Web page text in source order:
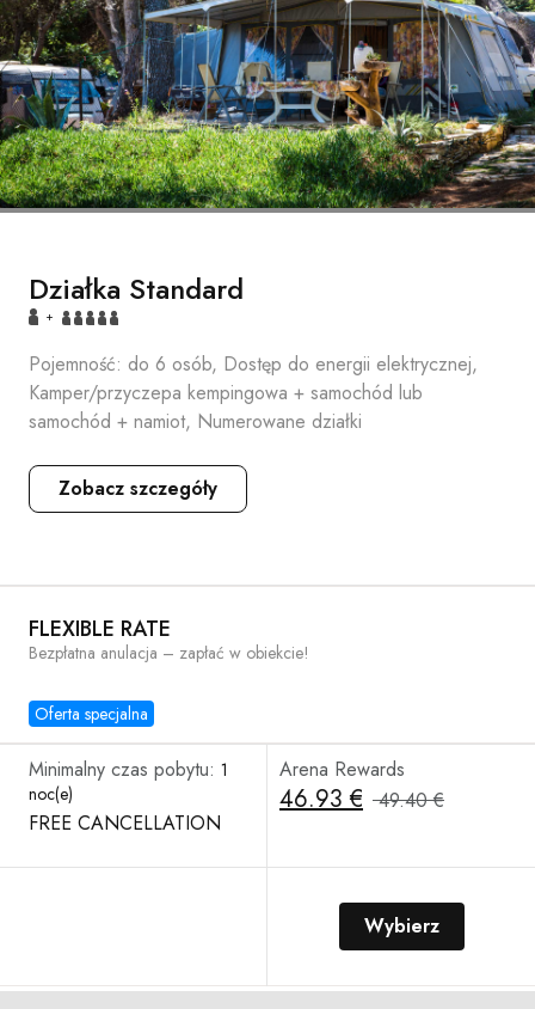
Działka Standard
+
Pojemność: do 6 osób, Dostęp do energii elektrycznej,
Kamper/przyczepa kempingowa + samochód lub
samochód + namiot, Numerowane działki
Zobacz szczegóły
FLEXIBLE RATE
Oferta specjalna
Bezpłatna anulacja – zapłać w obiekcie!
Minimalny czas pobytu: 1
noc(e)
FREE CANCELLATION
Arena Rewards
46.93 € 49.40 €
Wybierz